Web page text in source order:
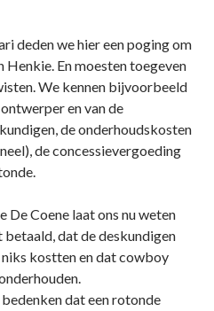
deden we hier een poging om
Henkie. En moesten toegeven
We kennen bijvoorbeeld
en van de
de onderhoudskosten
de concessievergoeding
De Coene laat ons nu weten
betaald, dat de deskundigen
kostten en dat cowboy
dat een rotonde